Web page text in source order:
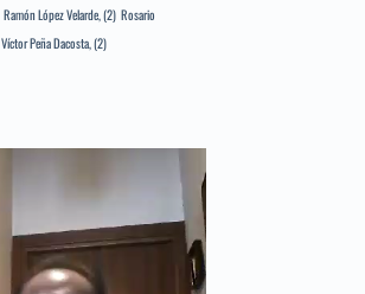
Ramón López Velarde,(2) Rosario
Víctor Peña Dacosta,(2)